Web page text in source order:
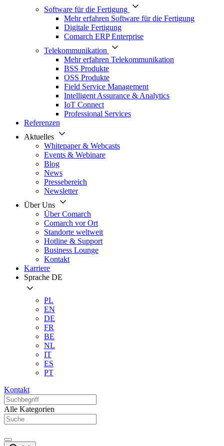
Software für die Fertigung
Mehr erfahren Software für die Fertigung
Digitale Fertigung
Comarch ERP Enterprise
Telekommunikation
Mehr erfahren Telekommunikation
BSS Produkte
OSS Produkte
Field Service Management
Intelligent Assurance & Analytics
IoT Connect
Professional Services
Referenzen
Aktuelles
Whitepaper & Webcasts
Events & Webinare
Blog
News
Pressebereich
Newsletter
Über Uns
Über Comarch
Comarch vor Ort
Standorte weltweit
Hotline & Support
Business Lounge
Kontakt
Karriere
Sprache DE
PL
EN
DE
FR
BE
NL
IT
ES
PT
Kontakt
Alle Kategorien